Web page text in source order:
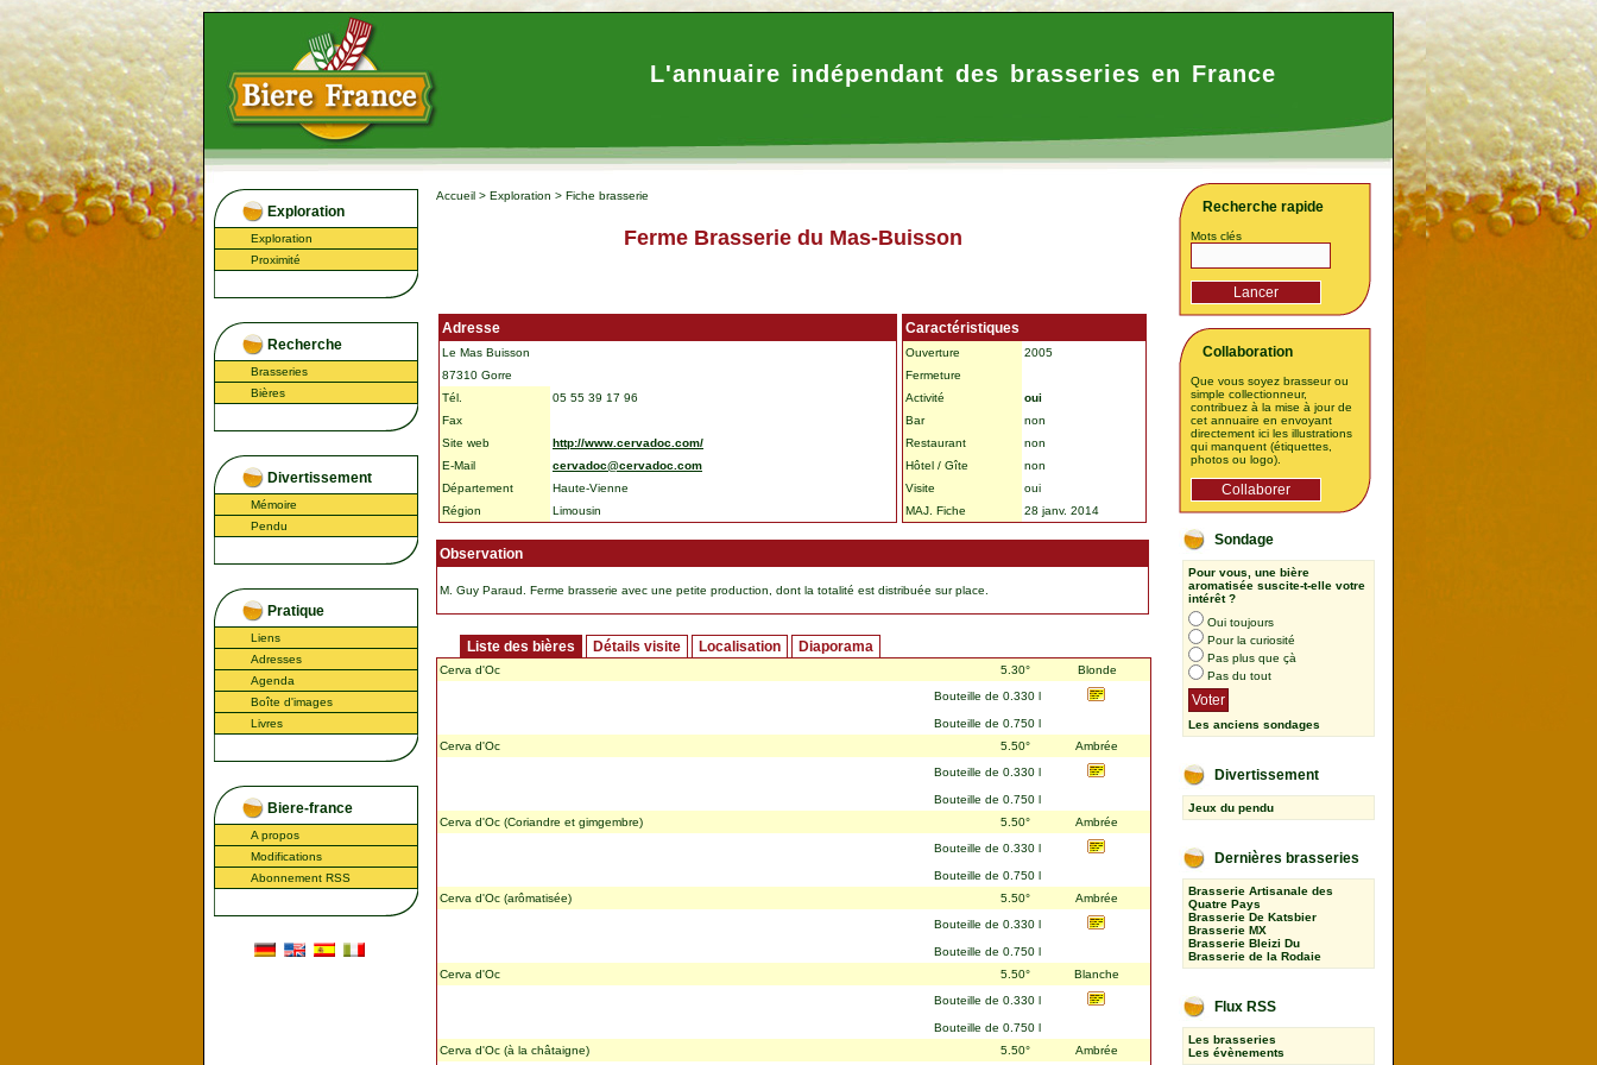
L'annuaire indépendant des brasseries en France
Exploration
Exploration
Proximité
Recherche
Brasseries
Bières
Divertissement
Mémoire
Pendu
Pratique
Liens
Adresses
Agenda
Boîte d'images
Livres
Biere-france
A propos
Modifications
Abonnement RSS
Accueil > Exploration > Fiche brasserie
Ferme Brasserie du Mas-Buisson
Adresse
Le Mas Buisson
87310 Gorre
Tél.
05 55 39 17 96
Fax
Site web
http://www.cervadoc.com/
E-Mail
cervadoc@cervadoc.com
Département
Haute-Vienne
Région
Limousin
Caractéristiques
Ouverture
2005
Fermeture
Activité
oui
Bar
non
Restaurant
non
Hôtel / Gîte
non
Visite
oui
MAJ. Fiche
28 janv. 2014
Observation
M. Guy Paraud. Ferme brasserie avec une petite production, dont la totalité est distribuée sur place.
Liste des bières Détails visite Localisation Diaporama
Cerva d'Oc 5.30°
Blonde
Bouteille de 0.330 l
Bouteille de 0.750 l
Cerva d'Oc
5.50°
Ambrée
Bouteille de 0.330 l
Bouteille de 0.750 l
Cerva d'Oc (Coriandre et gimgembre)
5.50°
Ambrée
Bouteille de 0.330 l
Bouteille de 0.750 l
Cerva d'Oc (arômatisée)
5.50°
Ambrée
Bouteille de 0.330 l
Bouteille de 0.750 l
Cerva d'Oc
5.50°
Blanche
Bouteille de 0.330 l
Bouteille de 0.750 l
Cerva d'Oc (à la châtaigne)
5.50° Ambrée
Recherche rapide
Mots clés
Collaboration
Que vous soyez brasseur ou
simple collectionneur,
contribuez à la mise à jour de
cet annuaire en envoyant
directement ici les illustrations
qui manquent (étiquettes,
photos ou logo).
Sondage
Pour vous, une bière
aromatisée suscite-t-elle votre
intérêt ?
Oui toujours
Pour la curiosité
Pas plus que çà
Pas du tout
Les anciens sondages
Divertissement
Jeux du pendu
Dernières brasseries
Brasserie Artisanale des
Quatre Pays
Brasserie De Katsbier
Brasserie MX
Brasserie Bleizi Du
Brasserie de la Rodaie
Flux RSS
Les brasseries
Les évènements